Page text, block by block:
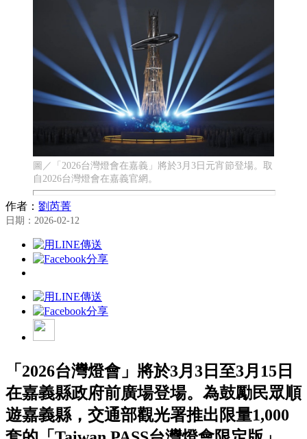
圖／「2026台灣燈會在嘉義」將於3月3日元宵節登場。取
自2026台灣燈會在嘉義官網。
作者： 劉芮菁
日期：2026-02-12
「2026台灣燈會」將於3月3日至3月15日
在嘉義縣政府前廣場登場。為鼓勵民眾順
遊嘉義縣，交通部觀光署推出限量1,000